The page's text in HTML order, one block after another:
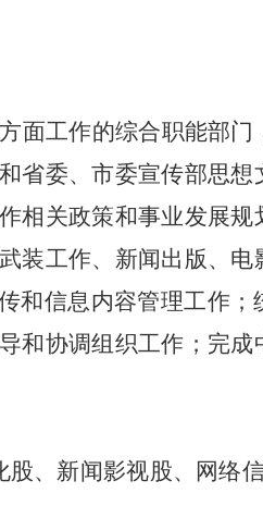
面工作的综合职能部门
省委、市委宣传部思想
相关政策和事业发展规
装工作、新闻出版、电
和信息内容管理工作；
和协调组织工作；完成
股、新闻影视股、网络